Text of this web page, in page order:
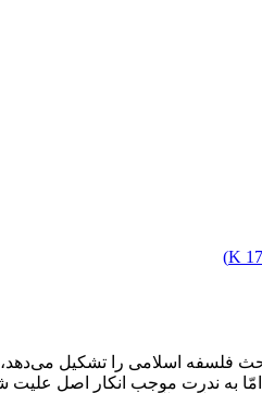
)
فلسفه اسلامی را تشکیل
امّا به ندرت موجب انکار اصل